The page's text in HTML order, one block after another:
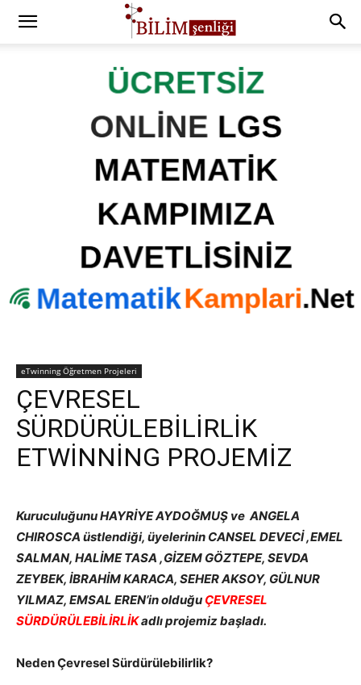
eTwinning Öğretmen Projeleri
ÇEVRESEL
SÜRDÜRÜLEBİLİRLİK
ETWİNNİNG PROJEMİZ
Kuruculuğunu HAYRİYE AYDOĞMUŞ ve ANGELA
CHIROSCA üstlendiği, üyelerinin CANSEL DEVECİ ,EMEL
SALMAN, HALİME TASA ,GİZEM GÖZTEPE, SEVDA
ZEYBEK, İBRAHİM KARACA, SEHER AKSOY, GÜLNUR
YILMAZ, EMSAL EREN’in olduğu ÇEVRESEL
SÜRDÜRÜLEBİLİRLİKadlı projemiz başladı.
Neden Çevresel Sürdürülebilirlik?